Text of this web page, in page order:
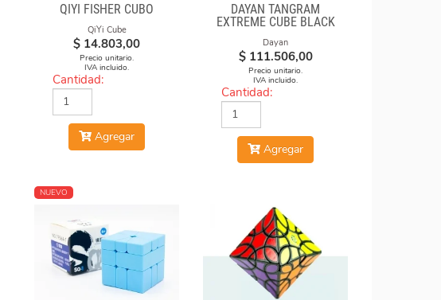
QIYI FISHER CUBO
QiYi Cube
$ 14.803,00
Precio unitario.
IVA incluido.
Cantidad:
Agregar
DAYAN TANGRAM
EXTREME CUBE BLACK
Dayan
$ 111.506,00
Precio unitario.
IVA incluido.
Cantidad:
Agregar
NUEVO